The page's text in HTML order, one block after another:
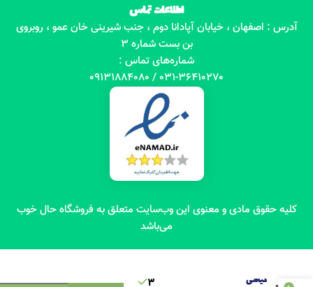
اطلاعات تماس
آدرس : اصفهان ، خیابان آپادانا دوم ، جنب شیرینی خان عمو ، روبروی
بن بست شماره 3
شماره‌های تماس :
031-36410270 / 09131884080
کلیه حقوق مادی و معنوی این وب‌سایت متعلق به فروشگاه حال خوب
می‌باشد
گیاهی
3